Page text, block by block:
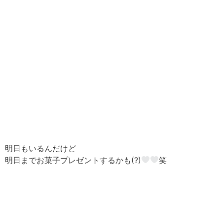
明日もいるんだけど
明日までお菓子プレゼントするかも(?)
笑